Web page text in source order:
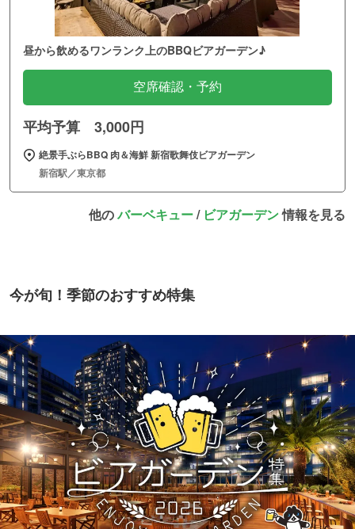
昼から飲めるワンランク上のBBQビアガーデン♪
空席確認・予約
平均予算 3,000円
絶景手ぶらBBQ 肉＆海鮮 新宿歌舞伎ビアガーデン
新宿駅／東京都
他のバーベキュー/ ビアガーデン情報を見る
今が旬！季節のおすすめ特集